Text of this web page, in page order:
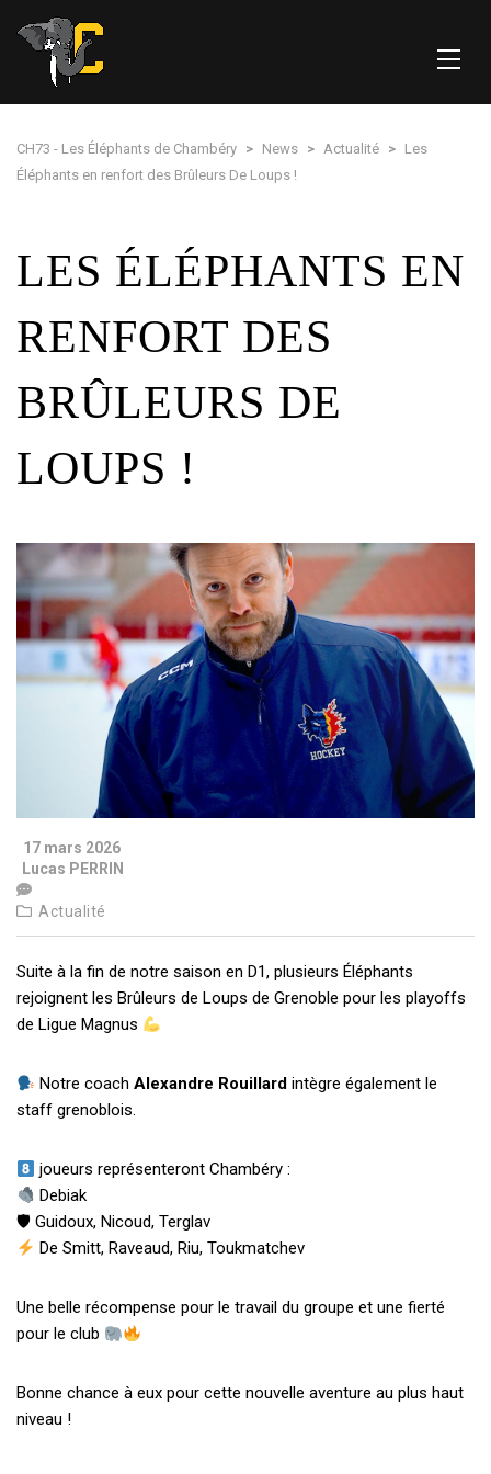
CH73 - Les Éléphants de Chambéry > News > Actualité > Les
Éléphants en renfort des Brûleurs De Loups !
LES ÉLÉPHANTS EN
RENFORT DES
BRÛLEURS DE
LOUPS !
17 mars 2026
Lucas PERRIN
Actualité
Suite à la fin de notre saison en D1, plusieurs Éléphants
rejoignent les Brûleurs de Loups de Grenoble pour les playoffs
de Ligue Magnus
Notre coachAlexandre Rouillard intègre également le
staff grenoblois.
joueurs représenteront Chambéry :
Debiak
🛡 Guidoux, Nicoud, Terglav
De Smitt, Raveaud, Riu, Toukmatchev
Une belle récompense pour le travail du groupe et une fierté
pour le club
Bonne chance à eux pour cette nouvelle aventure au plus haut
niveau !